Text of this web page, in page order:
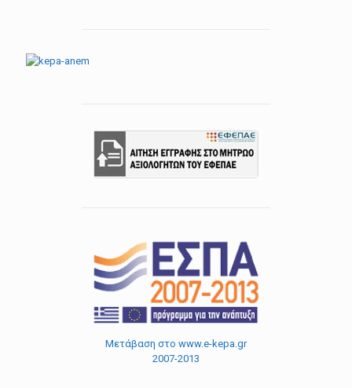
Μετάβαση στο www.e-kepa.gr
2007-2013